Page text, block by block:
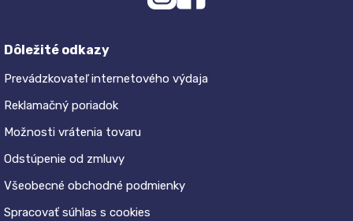
Dôležité odkazy
Prevádzkovateľ internetového výdaja
Reklamačný poriadok
Možnosti vrátenia tovaru
Odstúpenie od zmluvy
Všeobecné obchodné podmienky
Spracovať súhlas s cookies